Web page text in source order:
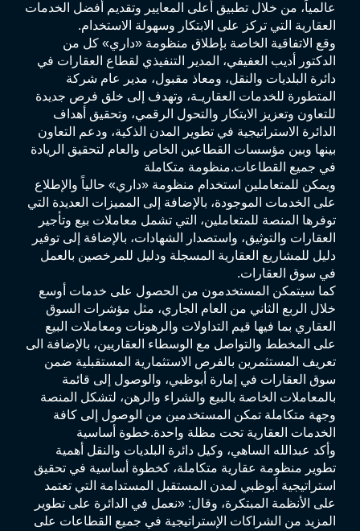
عالمياً، من خلال تطبيق أعلى المعايير وتقديم أفضل الخدمات
العقارية التي تركز على الابتكار وسهولة الاستخدام.
وقع الاتفاقية الخاصة بإطلاق منظومة «داري» كل من
الدكتور أديب العفيفي، المدير التنفيذي لقطاع العقارات في
دائرة البلديات والنقل، ومعاذ مقبول، مدير عام شركة
المتطورة للخدمات العقاريـة، وتهدف إلى خلق فرص جديدة
للتعاون وتعزيز الابتكار والتحول الرقمي، وتحقيق أهداف
الدائرة الاستراتيجية في تطوير المدن الذكية، ودعم التعاون
بينها وبين مؤسسات القطاعين الخاص والعام لتحقيق الريادة
في جميع القطاعات.منظومة متكاملة
ويمكن للمتعاملين استخدام منظومة «داري» حالياً والإطلاع
على الخدمات الموجودة، بالإضافة إلى المميزات العديدة التي
توفرها المنصة للمتعاملين، التي تشمل معاملات بيع وتأجير
العقارات والتوثيق، واستصدار الشهادات، بالإضافة إلى توفير
دليل للمشاريع العقارية المسجلة ودليل للمرخصين بالعمل
في سوق العقارات.
كما سيتمكن المستخدمون من الحصول على خدمات أوسع
خلال الربع الثاني من العام الجاري، مثل مؤشرات السوق
العقاري بما فيها قيم التداولات والرهونات ومعاملات البيع
على المخطط والتواصل مع الوسطاء العقاريين، بالإضافة الى
تعريف المستثمرين بالفرص الاستثمارية المستقبلية ضمن
سوق العقارات في إمارة أبوظبي، والوصول إلى قائمة
بالمعاملات الخاصة بالبيع والشراء والرهن، لتشكل المنصة
وجهة متكاملة تمكن المستخدمين من الوصول إلى كافة
الخدمات العقارية تحت مظلة واحدة.خطوة أساسية
وأكد عبدالله الساهي، وكيل دائرة البلديات والنقل أهمية
تطوير منظومة عقارية متكاملة، كخطوة أساسية في تحقيق
استراتيجية أبوظبي لمدن المستقبل المستدامة التي تعتمد
على الأنظمة المبتكرة، وقال: «نعمل في الدائرة على تطوير
المزيد من الشراكات الإستراتيجية في جميع القطاعات على